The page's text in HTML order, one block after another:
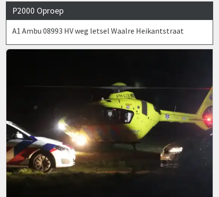
P2000 Oproep
A1 Ambu 08993 HV weg letsel Waalre Heikantstraat